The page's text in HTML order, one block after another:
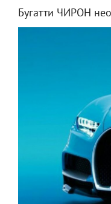
Бугатти ЧИРОН